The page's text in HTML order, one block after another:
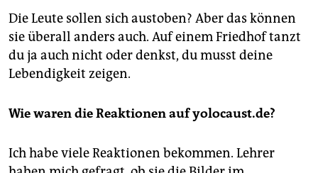
Die Leute sollen sich austoben? Aber das können
sie überall anders auch. Auf einem Friedhof tanzt
du ja auch nicht oder denkst, du musst deine
Lebendigkeit zeigen.
Wie waren die Reaktionen auf yolocaust.de?
Ich habe viele Reaktionen bekommen. Lehrer